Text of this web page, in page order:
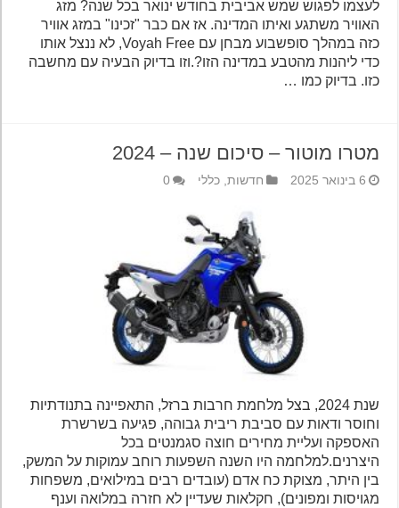
לעצמו לפגוש שמש אביבית בחודש ינואר בכל שנה? מזג
האוויר משתגע ואיתו המדינה. אז אם כבר "זכינו" במזג אוויר
כזה במהלך סופשבוע מבחן עם Voyah Free, לא ננצל אותו
כדי ליהנות מהטבע במדינה הזו?.וזו בדיוק הבעיה עם מחשבה
כזו. בדיוק כמו …
מטרו מוטור – סיכום שנה – 2024
6 בינואר 2025 חדשות,כללי 0
שנת 2024, בצל מלחמת חרבות ברזל, התאפיינה בתנודתיות
וחוסר ודאות עם סביבת ריבית גבוהה, פגיעה בשרשרת
האספקה ועליית מחירים חוצה סגמנטים בכל
היצרנים.למלחמה היו השנה השפעות רוחב עמוקות על המשק,
בין היתר, מצוקת כח אדם (עובדים רבים במילואים, משפחות
מגויסות ומפונים), חקלאות שעדיין לא חזרה במלואה וענף